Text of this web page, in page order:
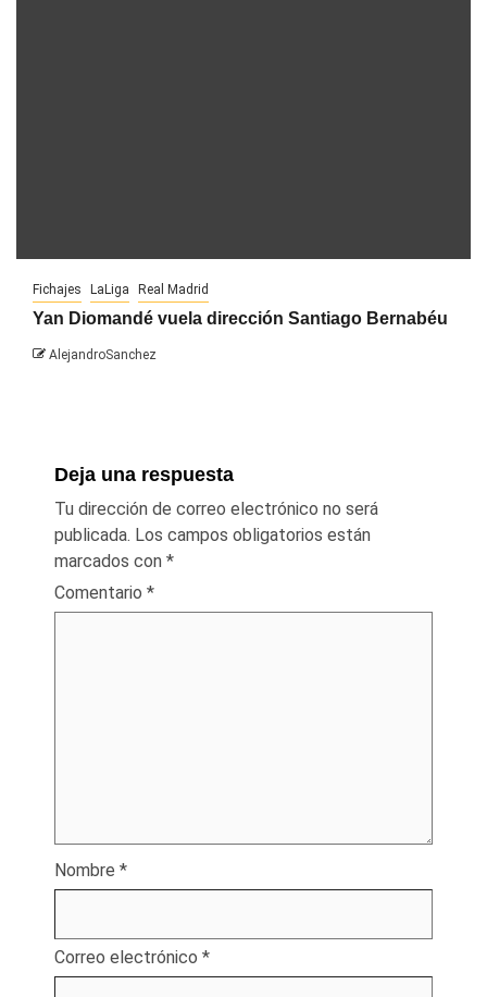
Fichajes LaLiga Real Madrid
Yan Diomandé vuela dirección Santiago Bernabéu
AlejandroSanchez
Deja una respuesta
Tu dirección de correo electrónico no será
publicada. Los campos obligatorios están
marcados con *
Comentario *
Nombre *
Correo electrónico *